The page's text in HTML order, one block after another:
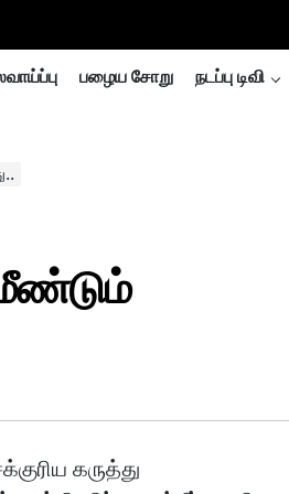
பழைய சோறு நடப்பு டிவி
கருத்து